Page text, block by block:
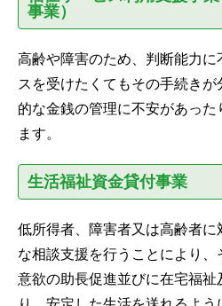
事業）
高齢や障害のため、判断能力
スを受けたくてもその手続き
的な金銭の管理に不安があっ
ます。
生活福祉資金貸付事業
低所得者、障害者又は高齢者
な相談支援を行うことにより
意欲の助長促進並びに在宅福祉